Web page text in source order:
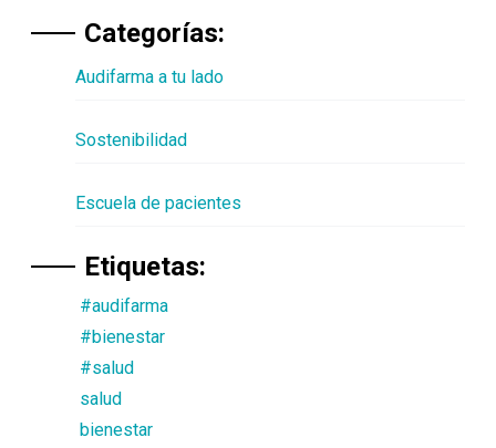
Categorías:
Audifarma a tu lado
Sostenibilidad
Escuela de pacientes
Etiquetas:
#audifarma
#bienestar
#salud
salud
bienestar